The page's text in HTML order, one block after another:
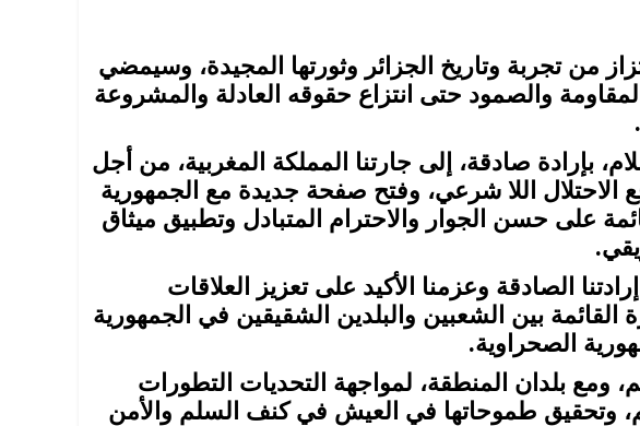
من تجربة وتاريخ الجزائر وثورتها المجيدة، وسيمضي
والصمود حتى انتزاع حقوقه العادلة والمشروعة
بإرادة صادقة، إلى جارتنا المملكة المغربية، من أجل
اللا شرعي، وفتح صفحة جديدة مع الجمهورية
على حسن الجوار والاحترام المتبادل وتطبيق ميثاق
الصادقة وعزمنا الأكيد على تعزيز العلاقات
القائمة بين الشعبين والبلدين الشقيقين في الجمهورية
الصحراوية.
ومع بلدان المنطقة، لمواجهة التحديات التطورات
وتحقيق طموحاتها في العيش في كنف السلم والأمن